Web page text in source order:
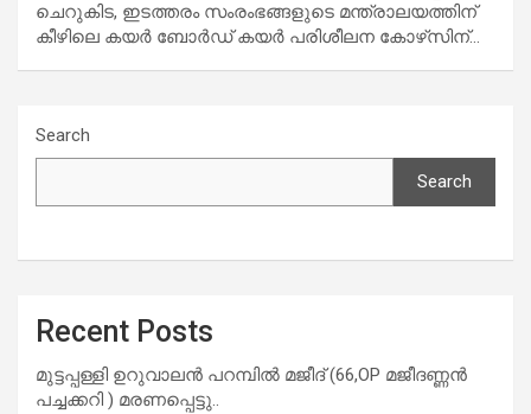
ചെറുകിട, ഇടത്തരം സംരംഭങ്ങളുടെ മന്ത്രാലയത്തിന്
കീഴിലെ കയർ ബോർഡ് കയർ പരിശീലന കോഴ്‌സിന്…
Search
Search
Recent Posts
മുട്ടപ്പള്ളി ഉറുവാലൻ പറമ്പിൽ മജീദ് (66,OP മജീദണ്ണൻ
പച്ചക്കറി ) മരണപ്പെട്ടു..